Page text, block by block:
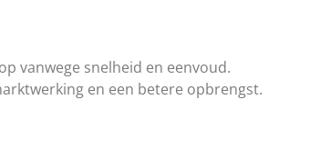
vanwege snelheid en eenvoud.
en een betere opbrengst.